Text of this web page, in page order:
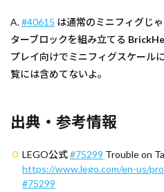
A.#40615 は通常のミニフィグじ
ターブロックを組み立てる
プレイ向けでミニフィグスケール
覧には含めてないよ。
出典・参考情報
LEGO公式#75299 Trouble on
https://www.lego.com/en-us/
#75299